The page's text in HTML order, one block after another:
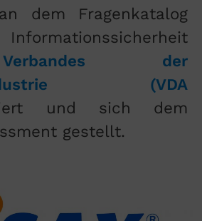
dem Fragenkatalog
Verbandes der
(VDA
und sich dem
gestellt.